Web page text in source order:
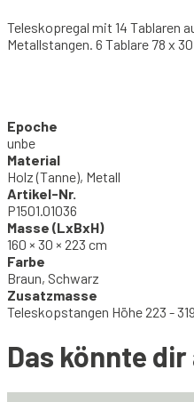
Teleskopregal mit 14 Tablaren
Metallstangen. 6 Tablare 78 x
Epoche
unbe
Material
Holz (Tanne), Metall
Artikel-Nr.
P1501.01036
Masse (LxBxH)
160 × 30 × 223 cm
Farbe
Braun, Schwarz
Zusatzmasse
Teleskopstangen Höhe 223 -
Das könnte